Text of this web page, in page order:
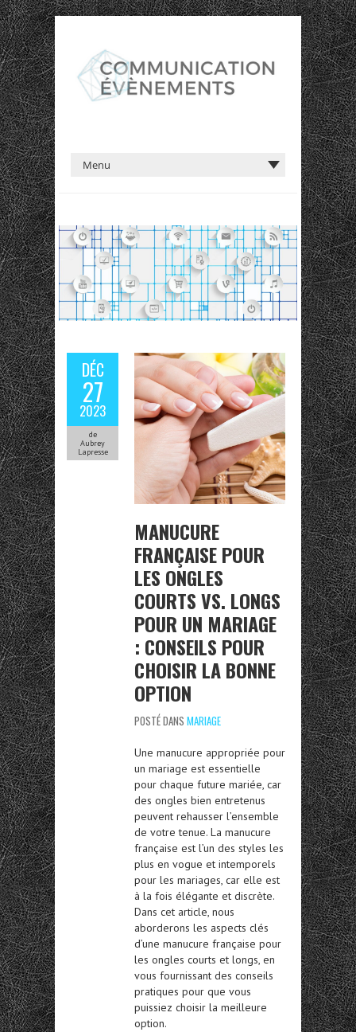
DÉC
27
2023
de
Aubrey
Lapresse
MANUCURE
FRANÇAISE POUR
LES ONGLES
COURTS VS. LONGS
POUR UN MARIAGE
: CONSEILS POUR
CHOISIR LA BONNE
OPTION
POSTÉ DANS MARIAGE
Une manucure appropriée pour
un mariage est essentielle
pour chaque future mariée, car
des ongles bien entretenus
peuvent rehausser l’ensemble
de votre tenue. La manucure
française est l’un des styles les
plus en vogue et intemporels
pour les mariages, car elle est
à la fois élégante et discrète.
Dans cet article, nous
aborderons les aspects clés
d’une manucure française pour
les ongles courts et longs, en
vous fournissant des conseils
pratiques pour que vous
puissiez choisir la meilleure
option.